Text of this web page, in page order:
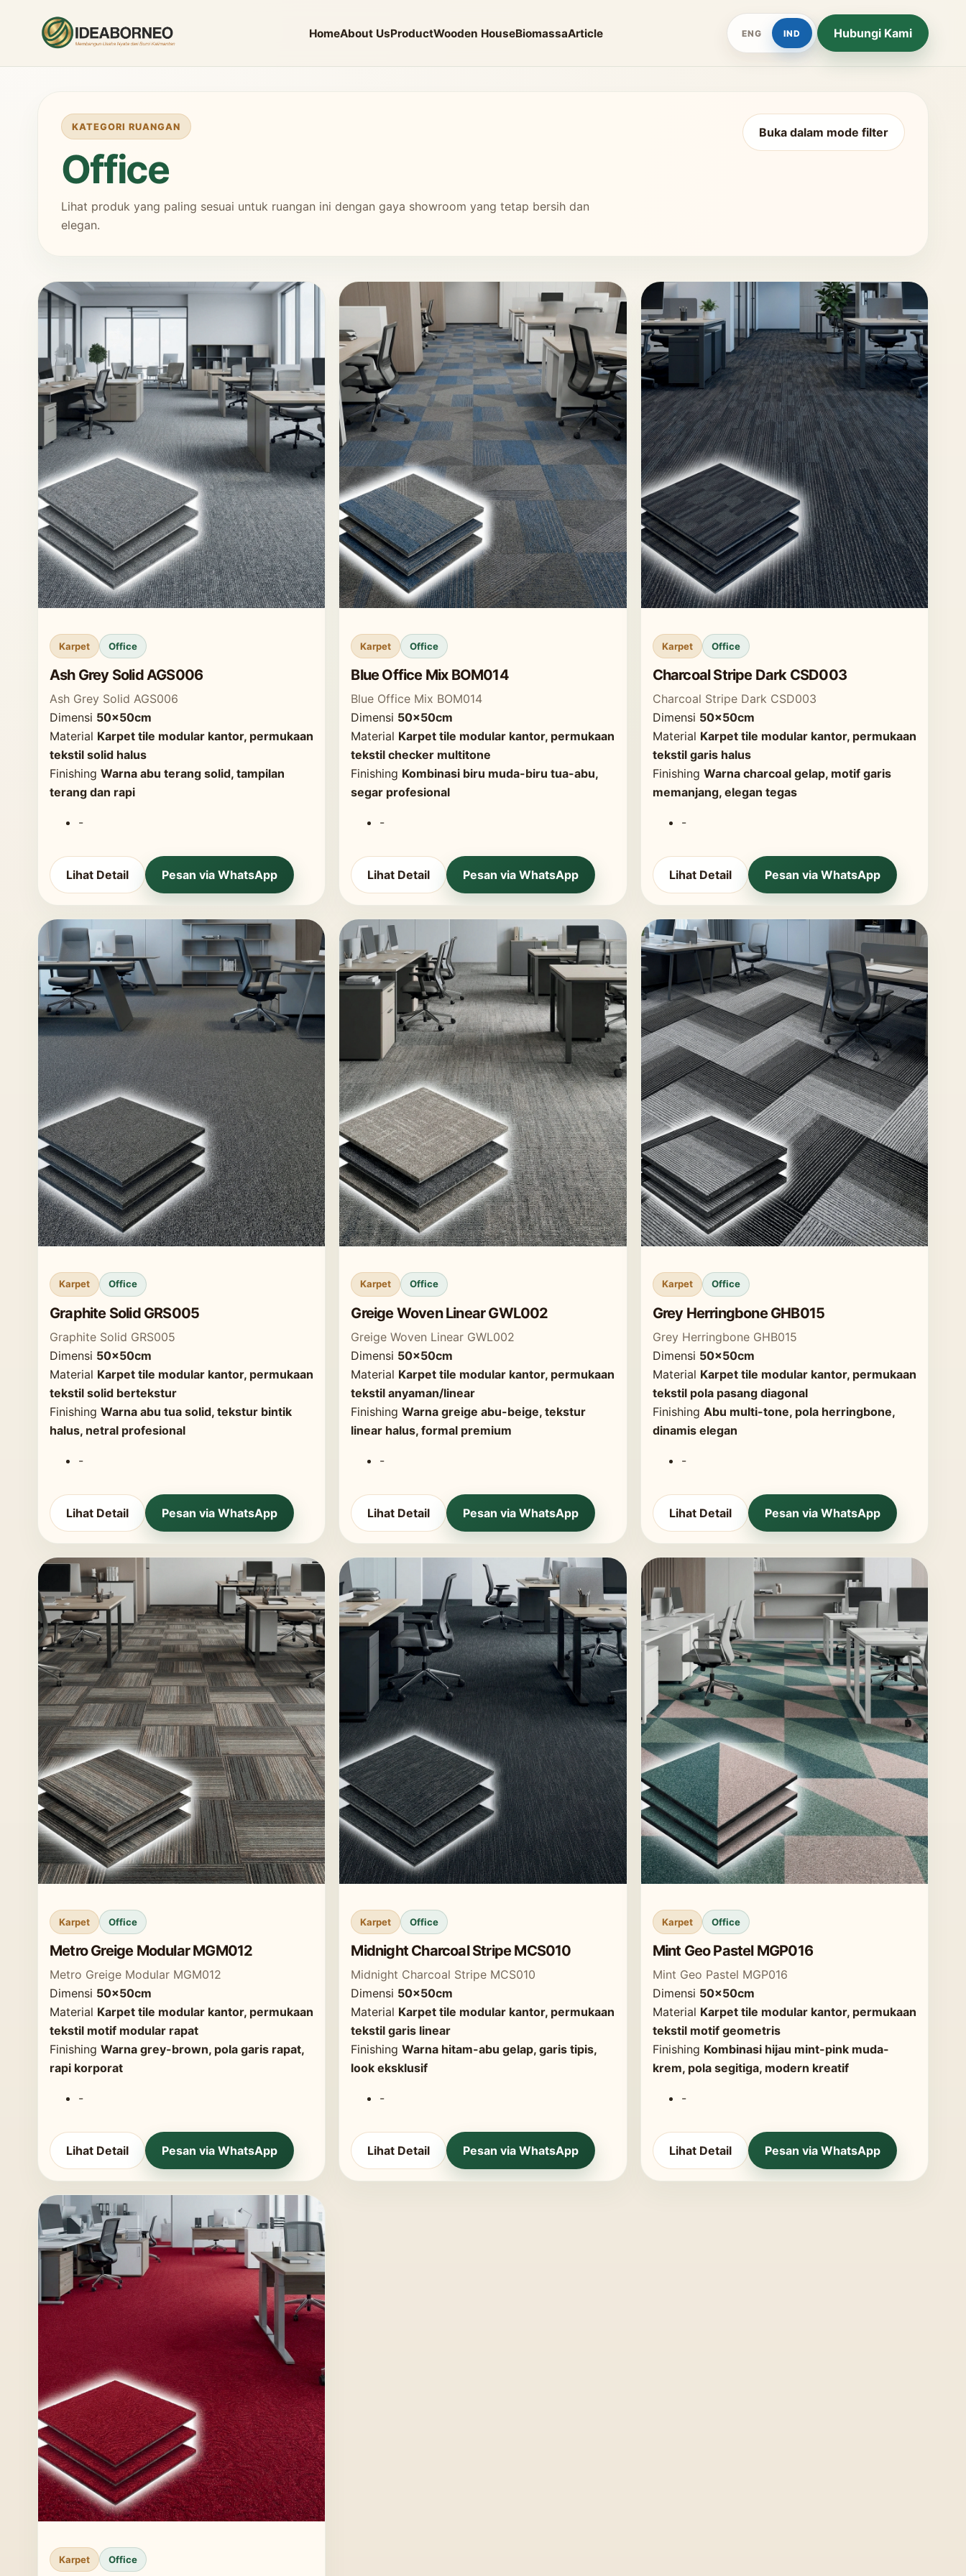
HomeAbout UsProductWooden HouseBiomassaArticle ENG IND Hubungi Kami
KATEGORI RUANGAN
Office
Lihat produk yang paling sesuai untuk ruangan ini dengan gaya showroom yang tetap bersih dan
elegan.
Buka dalam mode filter
Karpet Office
Ash Grey Solid AGS006
Ash Grey Solid AGS006
Dimensi 50x50cm
Material Karpet tile modular kantor, permukaan
tekstil solid halus
Finishing Warna abu terang solid, tampilan
terang dan rapi
-
Lihat Detail Pesan via WhatsApp
Karpet Office
Blue Office Mix BOM014
Blue Office Mix BOM014
Dimensi 50x50cm
Material Karpet tile modular kantor, permukaan
tekstil checker multitone
Finishing Kombinasi biru muda-biru tua-abu,
segar profesional
-
Lihat Detail Pesan via WhatsApp
Karpet Office
Charcoal Stripe Dark CSD003
Charcoal Stripe Dark CSD003
Dimensi 50x50cm
Material Karpet tile modular kantor, permukaan
tekstil garis halus
Finishing Warna charcoal gelap, motif garis
memanjang, elegan tegas
-
Lihat Detail Pesan via WhatsApp
Karpet Office
Graphite Solid GRS005
Graphite Solid GRS005
Dimensi 50x50cm
Material Karpet tile modular kantor, permukaan
tekstil solid bertekstur
Finishing Warna abu tua solid, tekstur bintik
halus, netral profesional
-
Lihat Detail Pesan via WhatsApp
Karpet Office
Greige Woven Linear GWL002
Greige Woven Linear GWL002
Dimensi 50x50cm
Material Karpet tile modular kantor, permukaan
tekstil anyaman/linear
Finishing Warna greige abu-beige, tekstur
linear halus, formal premium
-
Lihat Detail Pesan via WhatsApp
Karpet Office
Grey Herringbone GHB015
Grey Herringbone GHB015
Dimensi 50x50cm
Material Karpet tile modular kantor, permukaan
tekstil pola pasang diagonal
Finishing Abu multi-tone, pola herringbone,
dinamis elegan
-
Lihat Detail Pesan via WhatsApp
Karpet Office
Metro Greige Modular MGM012
Metro Greige Modular MGM012
Dimensi 50x50cm
Material Karpet tile modular kantor, permukaan
tekstil motif modular rapat
Finishing Warna grey-brown, pola garis rapat,
rapi korporat
-
Lihat Detail Pesan via WhatsApp
Karpet Office
Midnight Charcoal Stripe MCS010
Midnight Charcoal Stripe MCS010
Dimensi 50x50cm
Material Karpet tile modular kantor, permukaan
tekstil garis linear
Finishing Warna hitam-abu gelap, garis tipis,
look eksklusif
-
Lihat Detail Pesan via WhatsApp
Karpet Office
Mint Geo Pastel MGP016
Mint Geo Pastel MGP016
Dimensi 50x50cm
Material Karpet tile modular kantor, permukaan
tekstil motif geometris
Finishing Kombinasi hijau mint-pink muda-
krem, pola segitiga, modern kreatif
-
Lihat Detail Pesan via WhatsApp
Karpet Office